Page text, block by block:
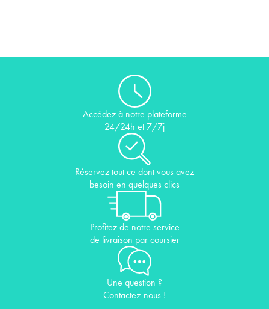
Accédez à notre plateforme
24/24h et 7/7j
Réservez tout ce dont vous avez
besoin en quelques clics
Profitez de notre service
de livraison par coursier
Une question ?
Contactez-nous !